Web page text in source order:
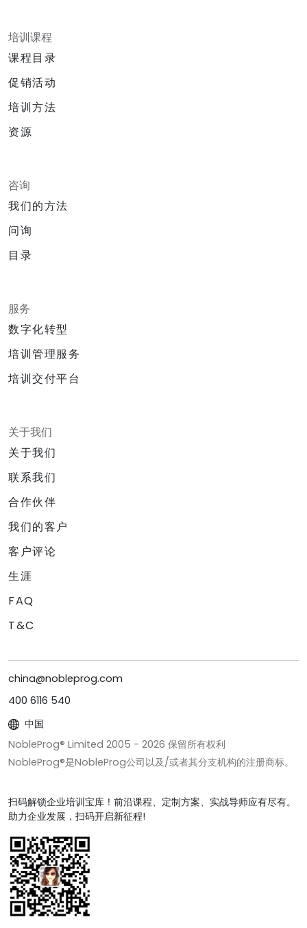
培训课程
课程目录
促销活动
培训方法
资源
咨询
我们的方法
问询
目录
服务
数字化转型
培训管理服务
培训交付平台
关于我们
关于我们
联系我们
合作伙伴
我们的客户
客户评论
生涯
FAQ
T&C
china@nobleprog.com
400 6116 540
中国
NobleProg® Limited 2005 - 2026 保留所有权利
NobleProg®是NobleProg公司以及/或者其分支机构的注册商标。
扫码解锁企业培训宝库！前沿课程、定制方案、实战导师应有尽有。
助力企业发展，扫码开启新征程!